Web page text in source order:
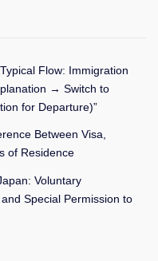
Flow: Immigration
→ Switch to
for Departure)”
Between Visa,
of Residence
Voluntary
Special Permission to